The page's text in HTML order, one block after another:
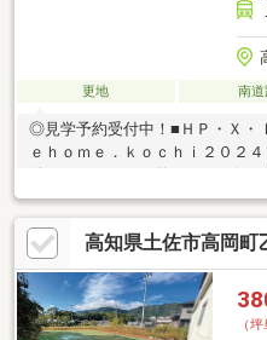
更地 南道
◎見学予約受付中！■ＨＰ・Ｘ・
ｅｈｏｍｅ．ｋｏｃｈｉ２０２
動画あり！ぜひご覧ください(*^-
あり！耐震等級3×ZEH水準の安
坪！並列駐車や、お庭のスペー
す♪・南向き接道で陽当り良好・
ャイン徒歩9分、市役所徒歩8分
う好立地が魅力♪【周辺環境】
分（327ｍ）・土佐市立高岡中学
高知県土佐市高岡町
（